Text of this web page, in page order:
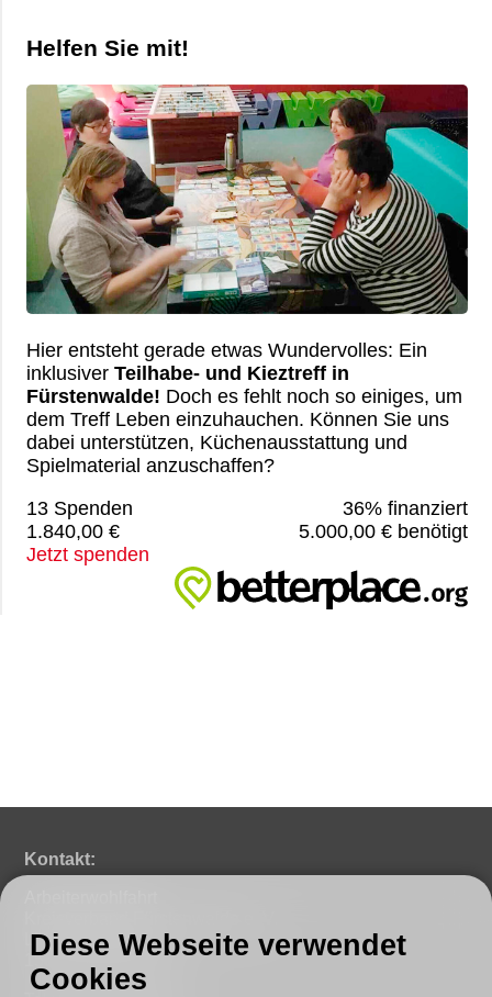
Helfen Sie mit!
Hier entsteht gerade etwas Wundervolles: Ein
inklusiverTeilhabe- und Kieztreff in
Fürstenwalde! Doch es fehlt noch so einiges, um
dem Treff Leben einzuhauchen. Können Sie uns
dabei unterstützen, Küchenausstattung und
Spielmaterial anzuschaffen?
13 Spenden
36% finanziert
1.840,00 €
5.000,00 € benötigt
Jetzt spenden
Kontakt:
Lindenstraße 46
15517 Fürstenwalde
Diese Webseite verwendet
Cookies